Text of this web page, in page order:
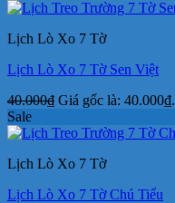
Lịch Lò Xo 7 Tờ
Lịch Lò Xo 7 Tờ Sen Việt
40.000₫ Giá gốc là: 40.000₫.
Sale
Lịch Lò Xo 7 Tờ
Lịch Lò Xo 7 Tờ Chú Tiểu